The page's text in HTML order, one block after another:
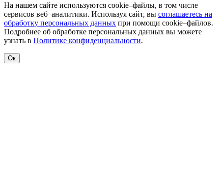
На нашем сайте используются cookie–файлы, в том числе
сервисов веб–аналитики. Используя сайт, вы соглашаетесь на
обработку персональных данных при помощи cookie–файлов.
Подробнее об обработке персональных данных вы можете
узнать в Политике конфиденциальности.
Ок